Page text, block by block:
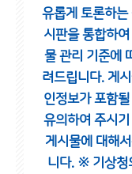
유롭게 토론하는
시판을 통합하
물 관리 기준에
려드립니다. 게
인정보가 포함
유의하여 주시
게시물에 대해
니다. ※ 기상청